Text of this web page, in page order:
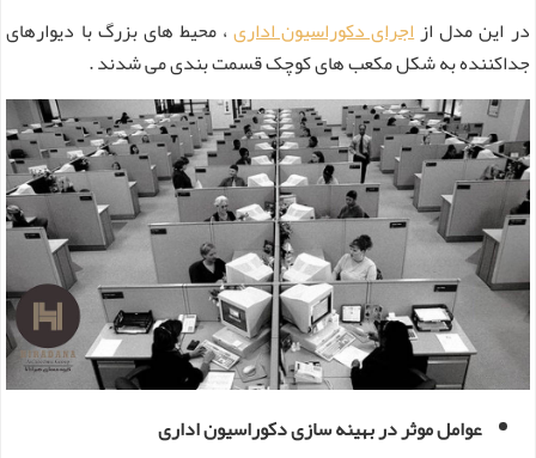
در این مدل ازاجرای دکوراسیون اداری، محیط های بزرگ با دیوارهای
جداکننده به شکل مکعب های کوچک قسمت بندی می شدند .
عوامل موثر در بهینه سازی دکوراسیون اداری